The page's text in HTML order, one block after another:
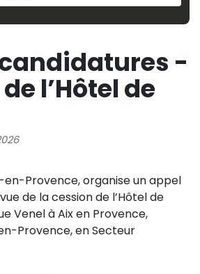
-
l’Hôtel de
en-Provence, organise un appel
de la cession de l’Hôtel de
Venel à Aix en Provence,
Provence, en Secteur